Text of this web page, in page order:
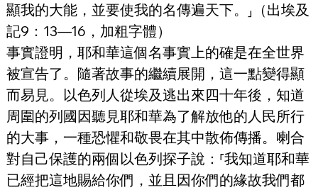
顯我的大能，並要使我的名傳遍天下。⸥（出埃及
記9：13—16，加粗字體）
事實證明，耶和華這個名事實上的確是在全世界
被宣告了。隨著故事的繼續展開，這一點變得顯
而易見。以色列人從埃及逃出來四十年後，知道
周圍的列國因聽見耶和華為了解放他的人民所行
的大事，一種恐懼和敬畏在其中散佈傳播。喇合
對自己保護的兩個以色列探子說：⸢我知道耶和華
已經把這地賜給你們，並且因你們的緣故我們都